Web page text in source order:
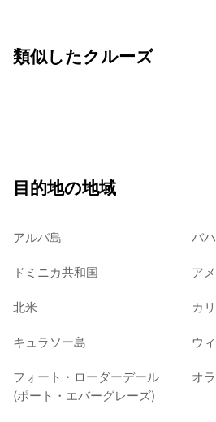
類似したクルーズ
目的地の地域
アルバ島 バ
ドミニカ共和国 ア
北米 カ
キュラソー島 ウ
フォート・ローダーデール
(ポート・エバーグレーズ)
オ